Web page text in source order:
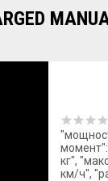
момент":
кг",
км/ч",